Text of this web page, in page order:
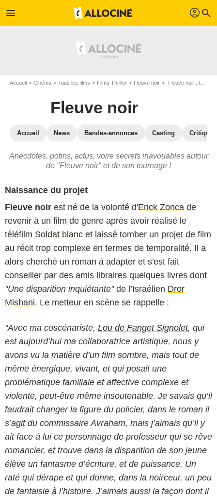
menu profil search
Accueil Cinéma Tous les films Films Thriller Fleuve noir Fleuve noir : les secrets du tournage
Fleuve noir
Accueil News Bandes-annonces Casting
Anecdotes, potins, actus, voire secrets inavouables autour
de "Fleuve noir" et de son tournage !
Naissance du projet
Fleuve noir est né de la volonté d'Erick Zonca de
revenir à un film de genre après avoir réalisé le
téléfilm Soldat blanc et laissé tomber un projet de film
au récit trop complexe en termes de temporalité. Il a
alors cherché un roman à adapter et s'est fait
conseiller par des amis libraires quelques livres dont
"Une disparition inquiétante"de l’Israélien Dror
Mishani. Le metteur en scène se rappelle :
"Avec ma coscénariste, Lou de Fanget Signolet, qui
est aujourd’hui ma collaboratrice artistique, nous y
avons vu la matière d’un film sombre, mais tout de
même énergique, vivant, et qui posait une
problématique familiale et affective complexe et
violente, peut-être même insoutenable. Je savais qu’il
faudrait changer la figure du policier, dans le roman il
s’agit du commissaire Avraham, mais j’aimais qu’il y
ait face à lui ce personnage de professeur qui se rêve
romancier, et trouve dans la disparition de son jeune
élève un fantasme d’écriture, et de puissance. Un
raté qui dérape et qui donne, dans la noirceur, un peu
de fantaisie à l’histoire. J’aimais aussi la façon dont il